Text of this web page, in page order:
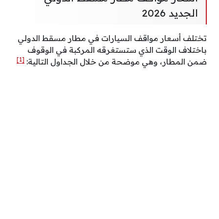
الجديد 2026
تختلف أسعار مواقف السيارات في مطار مسقط الدولي
باختلاف الوقت الذي ستستغرقه المركبة في الوقوف
ضمن المطار، وهي موضحة من خلال الجداول التالية: [1]